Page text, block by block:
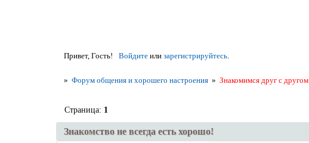
Привет, Гость! Войдитеили зарегистрируйтесь.
» Форум общения и хорошего настроения » Знакомимся друг с другом
Знакомство не всегда есть хорошо!
Страница: 1